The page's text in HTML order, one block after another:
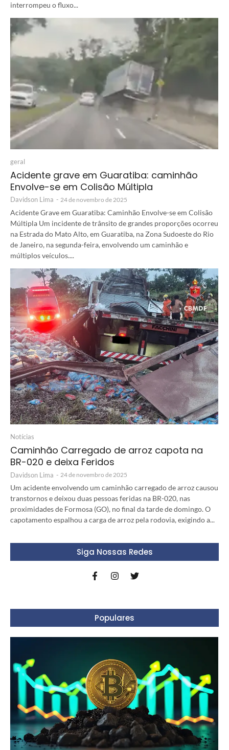
interrompeu o fluxo...
geral
Acidente grave em Guaratiba: caminhão
Envolve-se em Colisão Múltipla
Davidson Lima - 24 de novembro de 2025
Acidente Grave em Guaratiba: Caminhão Envolve-se em Colisão
Múltipla Um incidente de trânsito de grandes proporções ocorreu
na Estrada do Mato Alto, em Guaratiba, na Zona Sudoeste do Rio
de Janeiro, na segunda-feira, envolvendo um caminhão e
múltiplos veículos....
Notícias
Caminhão Carregado de arroz capota na
BR-020 e deixa Feridos
Davidson Lima - 24 de novembro de 2025
Um acidente envolvendo um caminhão carregado de arroz causou
transtornos e deixou duas pessoas feridas na BR-020, nas
proximidades de Formosa (GO), no final da tarde de domingo. O
capotamento espalhou a carga de arroz pela rodovia, exigindo a...
Siga Nossas Redes
Populares